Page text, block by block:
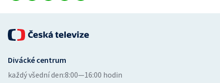
Divácké centrum
každý všední den:8:00—16:00 hodin